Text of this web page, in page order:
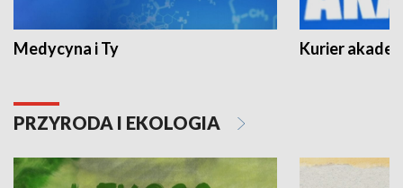
Medycyna i Ty Kurier
PRZYRODA I EKOLOGIA